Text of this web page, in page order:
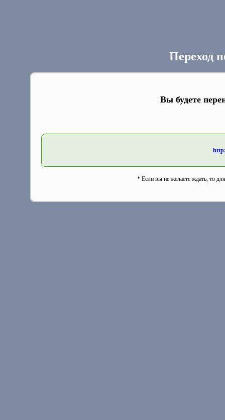
Переход
Вы будете
* Если вы не желаете ждать, то